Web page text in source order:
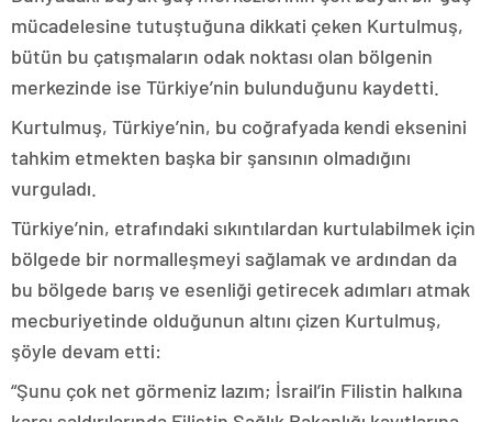
mücadelesine tutuştuğuna dikkati çeken Kurtulmuş,
bütün bu çatışmaların odak noktası olan bölgenin
merkezinde ise Türkiye’nin bulunduğunu kaydetti.
Kurtulmuş, Türkiye’nin, bu coğrafyada kendi eksenini
tahkim etmekten başka bir şansının olmadığını
vurguladı.
Türkiye’nin, etrafındaki sıkıntılardan kurtulabilmek için
bölgede bir normalleşmeyi sağlamak ve ardından da
bu bölgede barış ve esenliği getirecek adımları atmak
mecburiyetinde olduğunun altını çizen Kurtulmuş,
şöyle devam etti:
“Şunu çok net görmeniz lazım; İsrail’in Filistin halkına